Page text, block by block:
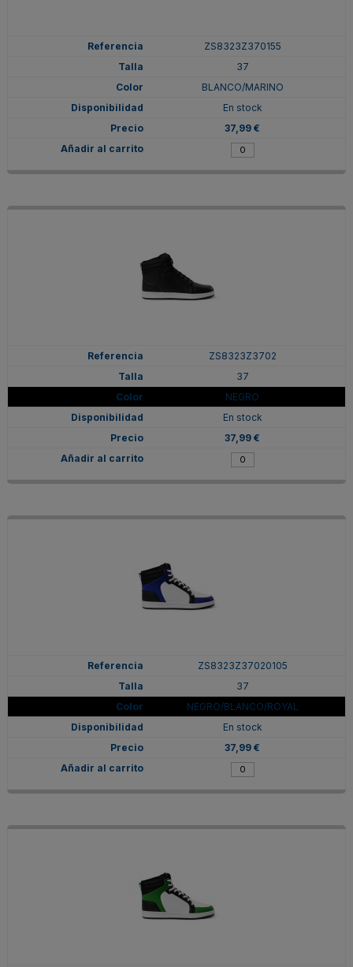
ZS8323Z370155
37
BLANCO/MARINO
En stock
37,99 €
ZS8323Z3702
37
NEGRO
En stock
37,99 €
ZS8323Z37020105
37
NEGRO/BLANCO/ROYAL
En stock
37,99 €